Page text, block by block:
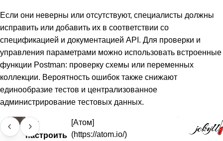
Если они неверны или отсутствуют, специалисты должны
исправить или добавить их в соответствии со
спецификацией и документацией API. Для проверки и
управления параметрами можно использовать встроенные
функции Postman: проверку схемы или переменных
коллекции. Вероятность ошибок также снижают
единообразие тестов и централизованное
администрирование тестовых данных.
Как
настроить
[Атом]
(https://atom.io/)